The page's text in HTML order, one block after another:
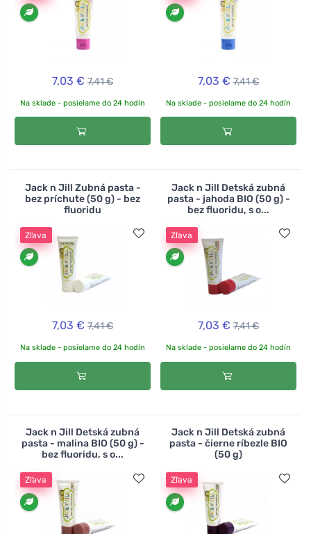
7,03 € 7,41 €
Na sklade - posielame do 24 hodín
7,03 € 7,41 €
Na sklade - posielame do 24 hodín
Jack n Jill Zubná pasta -
bez príchute (50 g) - bez
fluoridu
Zľava
7,03 € 7,41 €
Na sklade - posielame do 24 hodín
Jack n Jill Detská zubná
pasta - jahoda BIO (50 g) -
bez fluoridu, s o...
Zľava
7,03 € 7,41 €
Na sklade - posielame do 24 hodín
Jack n Jill Detská zubná
pasta - malina BIO (50 g) -
bez fluoridu, s o...
Zľava
Jack n Jill Detská zubná
pasta - čierne ríbezle BIO
(50 g)
Zľava